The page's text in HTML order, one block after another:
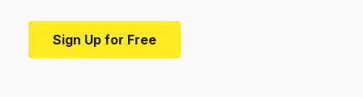
Sign Up for Free